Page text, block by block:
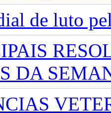
de luto
DA